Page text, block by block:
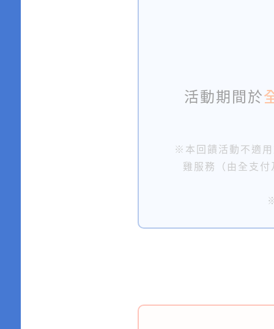
活動期間於
※本回饋活動不適
雞服務（由全支